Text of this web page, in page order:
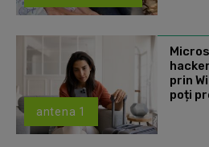
antena 1
prin
poți